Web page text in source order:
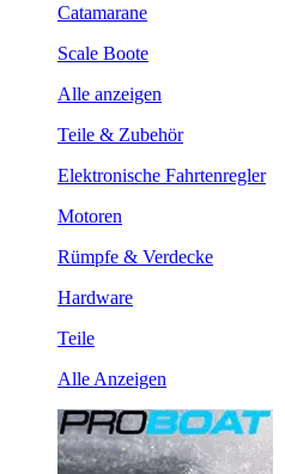
Catamarane
Scale Boote
Alle anzeigen
Teile & Zubehör
Elektronische Fahrtenregler
Motoren
Rümpfe & Verdecke
Hardware
Teile
Alle Anzeigen